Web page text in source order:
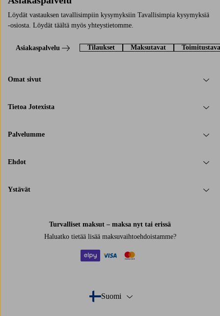
Löydät vastauksen tavallisimpiin kysymyksiin Tavallisimpia kysymyksiä
-osiosta. Löydät täältä myös yhteystietomme.
Asiakaspalvelu Tilaukset Maksutavat
Omat sivut
Tietoa Jotexista
Palvelumme
Ehdot
Ystävät
Turvalliset maksut – maksa nyt tai erissä
Haluatko tietää lisää maksuvaihtoehdoistamme?
Suomi
- Valitse maa